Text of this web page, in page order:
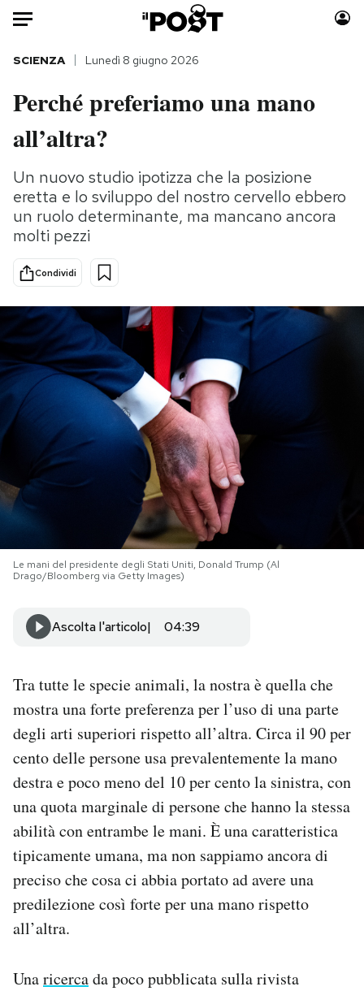
Auto
HOME
Italia
Politica
Tecnologia
Internet
Cultura
Sport
Consumismi
Storie/Idee
Mondiali calcio 2026
NEWSLETTER
I MIEI PREFERITI
SHOP
Area Personale
Newsletter
Notifiche mobile
Regala il Post
Hai bisogno di aiuto?
Esci
SCIENZA Lunedì 8 giugno 2026
Perché preferiamo una mano
all’altra?
Un nuovo studio ipotizza che la posizione
eretta e lo sviluppo del nostro cervello ebbero
un ruolo determinante, ma mancano ancora
molti pezzi
Condividi
Le mani del presidente degli Stati Uniti, Donald Trump (Al
Drago/Bloomberg via Getty Images)
Ascolta l'articolo 04:39
Tra tutte le specie animali, la nostra è quella che
mostra una forte preferenza per l’uso di una parte
degli arti superiori rispetto all’altra. Circa il 90 per
cento delle persone usa prevalentemente la mano
destra e poco meno del 10 per cento la sinistra, con
una quota marginale di persone che hanno la stessa
abilità con entrambe le mani. È una caratteristica
tipicamente umana, ma non sappiamo ancora di
preciso che cosa ci abbia portato ad avere una
predilezione così forte per una mano rispetto
all’altra.
Unaricercada poco pubblicata sulla rivista